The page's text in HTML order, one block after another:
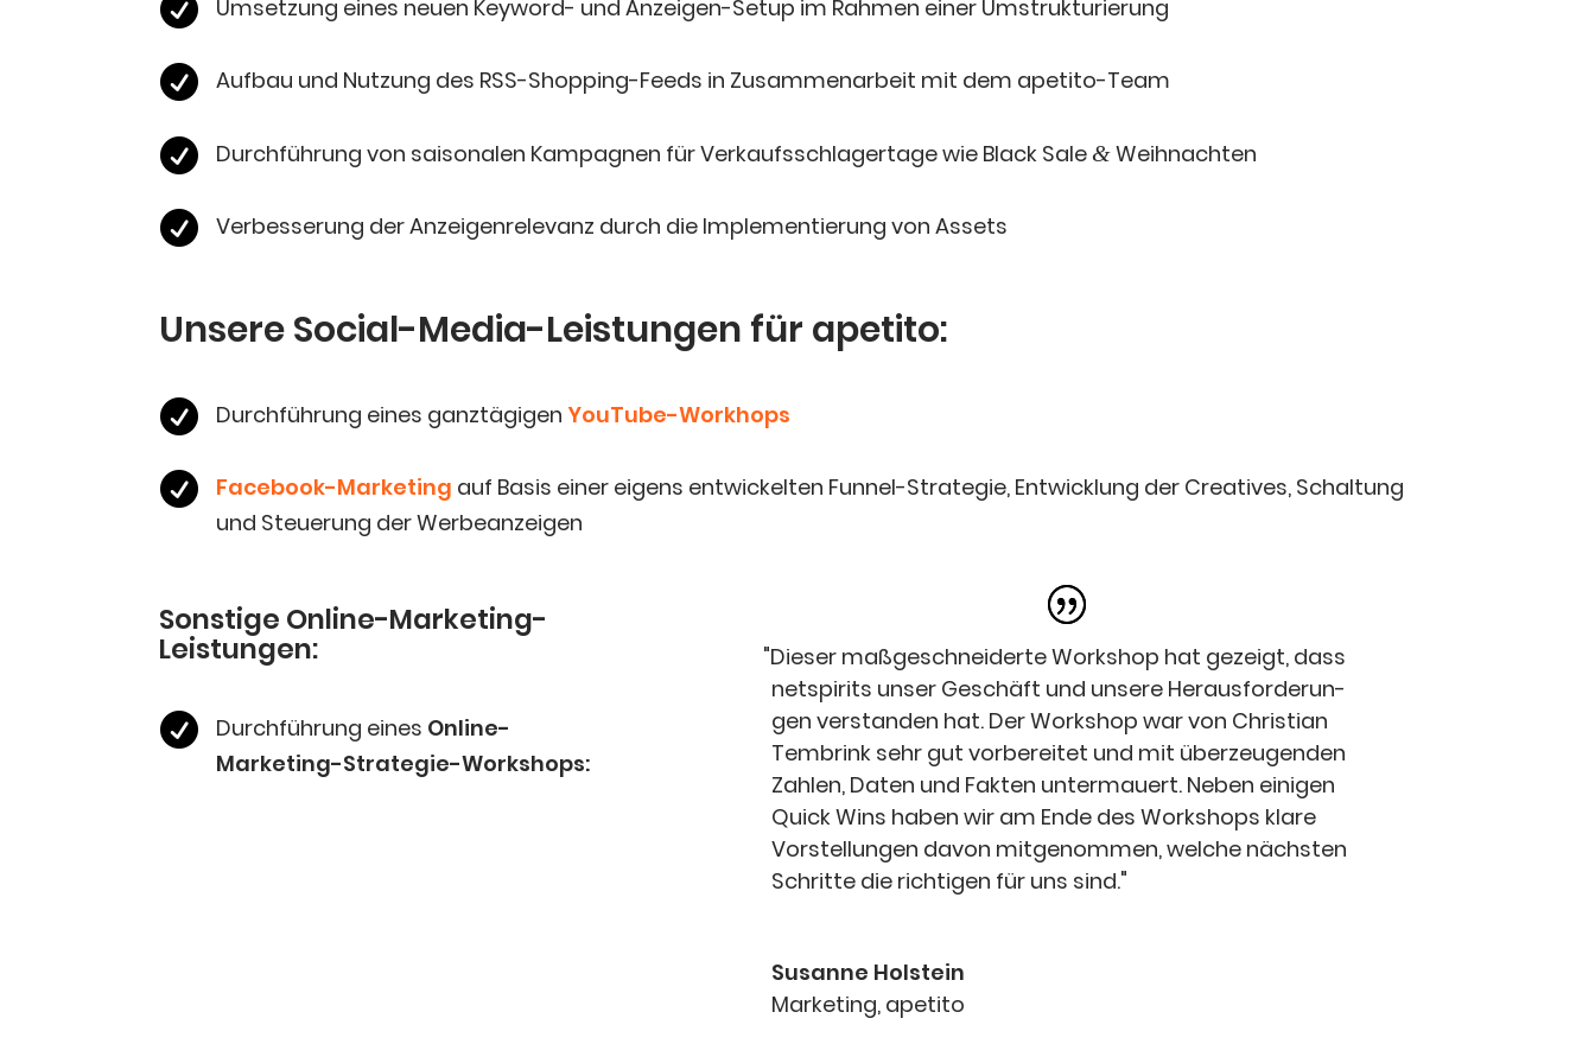
 Umset­zung eines neu­en Key­word- und Anzei­gen-Set­up im Rah­men einer Umstrukturierung
 Auf­bau und Nut­zung des RSS-Shop­ping-Feeds in Zusam­men­ar­beit mit dem apetito-Team
 Durch­füh­rung von sai­so­na­len Kam­pa­gnen für Ver­kaufs­schla­ger­ta­ge wie Black Sale&Weihnachten
 Ver­bes­se­rung der Anzei­gen­re­le­vanz durch die Imple­men­tie­rung von Assets
Unse­re Social-Media-Leis­tun­gen für apetito:
 Durch­füh­rung eines ganz­tä­gi­gen You­Tube-Work­hops
 Face­book-Mar­ke­ting auf Basis einer eigens ent­wi­ckel­ten Fun­nel-Stra­te­gie, Ent­wick­lung der Crea­ti­ves, Schal­tung
und Steue­rung der Werbeanzeigen
Sons­ti­ge Online-Marketing-
Leistungen:
 Durch­füh­rung eines Online-
Marketing-Strategie-Workshops:
"Die­ser maß­ge­schnei­der­te Work­shop hat gezeigt, dass
netspirits unser Geschäft und unse­re Her­aus­for­de­run­
gen ver­stan­den hat. Der Work­shop war von Chris­ti­an
Tem­brink sehr gut vor­be­rei­tet und mit über­zeu­gen­den
Zah­len, Daten und Fak­ten unter­mau­ert. Neben eini­gen
Quick Wins haben wir am Ende des Work­shops kla­re
Vor­stel­lun­gen davon mit­ge­nom­men, wel­che nächs­ten
Schrit­te die rich­ti­gen für uns sind."
Susan­ne Holstein
Mar­ke­ting, ape­ti­to